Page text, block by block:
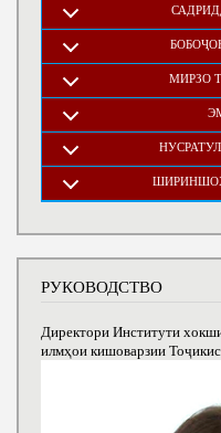
МИРЗО
ШИРИНШОҲ
РУКОВОДСТВО
Директори Институти
илмҳои кишоварзии